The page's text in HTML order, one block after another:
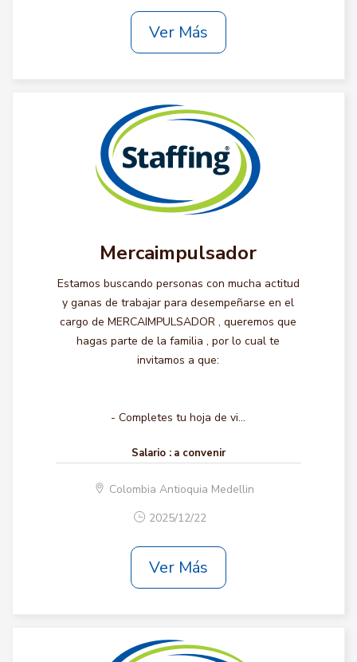
Ver Más
Mercaimpulsador
Estamos buscando personas con mucha actitud
y ganas de trabajar para desempeñarse en el
cargo de MERCAIMPULSADOR , queremos que
hagas parte de la familia , por lo cual te
invitamos a que:
- Completes tu hoja de vi...
Salario : a convenir
Colombia Antioquia Medellin
2025/12/22
Ver Más